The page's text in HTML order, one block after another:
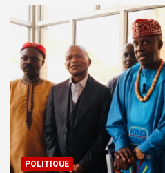
POLITIQUE